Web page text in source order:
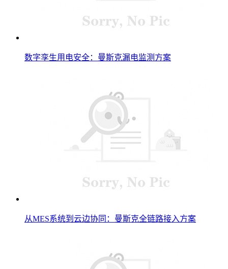
数字孪生用电安全：曼斯克漏电监测方案
从MES系统到云边协同：曼斯克全链路接入方案